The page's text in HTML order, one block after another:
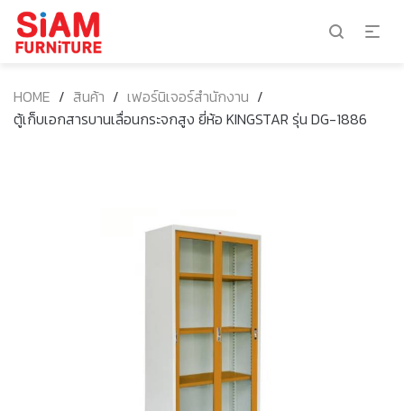
HOME / สินค้า / เฟอร์นิเจอร์สำนักงาน /
ตู้เก็บเอกสารบานเลื่อนกระจกสูง ยี่ห้อ KINGSTAR รุ่น DG-1886